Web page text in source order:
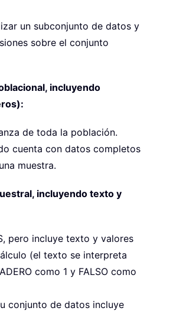
un subconjunto de datos y
sobre el conjunto
incluyendo
de toda la población.
cuenta con datos completos
muestra.
incluyendo texto y
pero incluye texto y valores
(el texto se interpreta
como 1 y FALSO como
conjunto de datos incluye